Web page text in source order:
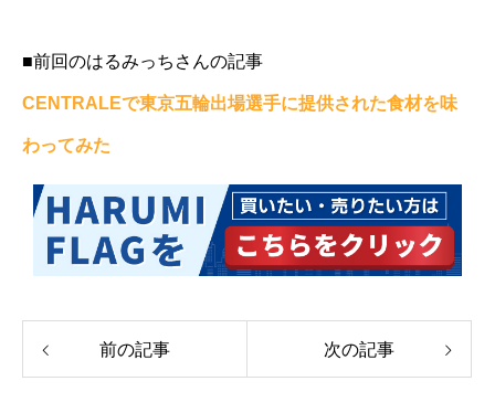
■前回のはるみっちさんの記事
CENTRALEで東京五輪出場選手に提供された食材を味
わってみた
前の記事 次の記事